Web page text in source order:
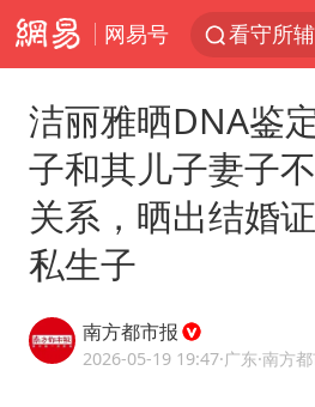
网易号
看守所
洁丽雅晒DNA鉴
子和其儿子妻子
关系，晒出结婚
私生子
南方都市报
2026-05-19 19:47·广东